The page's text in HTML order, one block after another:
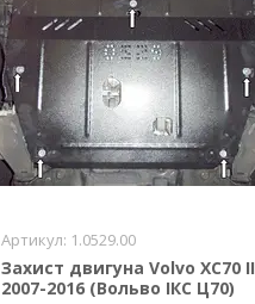
1.0529.00
Захист двигуна Volvo XC70 II
2007-2016 (Вольво ІКС Ц70)